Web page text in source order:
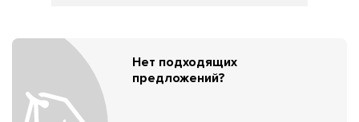
Нет подходящих
предложений?